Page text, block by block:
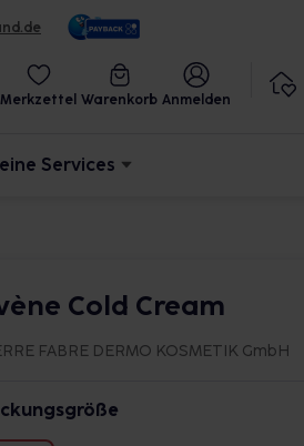
Merkzettel Warenkorb Anmelden
Services
Cold Cream
FABRE DERMO KOSMETIK GmbH